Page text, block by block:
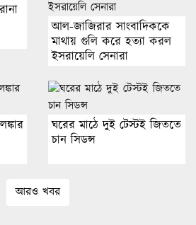
আল-জাজিরার সাংবাদিককে
মাথায় গুলি করে হত্যা করল
ইসরায়েলি সেনারা
ঘরের মাঠে দুই টেস্টই জিততে
চান সিডন্স
আরও খবর